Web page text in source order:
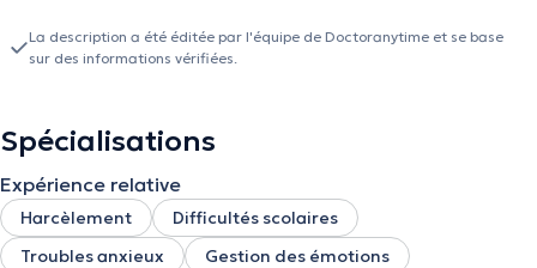
La description a été éditée par l'équipe de Doctoranytime et se base
sur des informations vérifiées.
Spécialisations
Expérience relative
Harcèlement
Difficultés scolaires
Troubles anxieux
Gestion des émotions